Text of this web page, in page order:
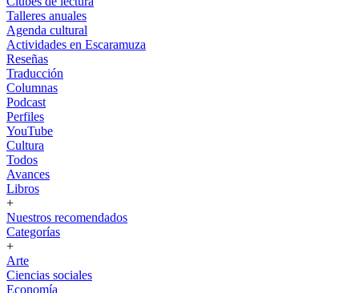
Talleres anuales
Agenda cultural
Actividades en Escaramuza
Reseñas
Traducción
Columnas
Podcast
Perfiles
YouTube
Cultura
Todos
Avances
Libros
+
Nuestros recomendados
Categorías
+
Arte
Ciencias sociales
Economía